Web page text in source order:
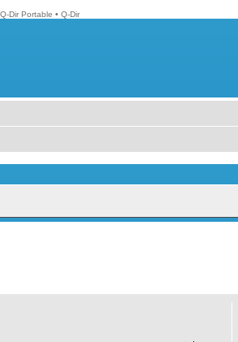
Q-Dir Portable • Q-Dir